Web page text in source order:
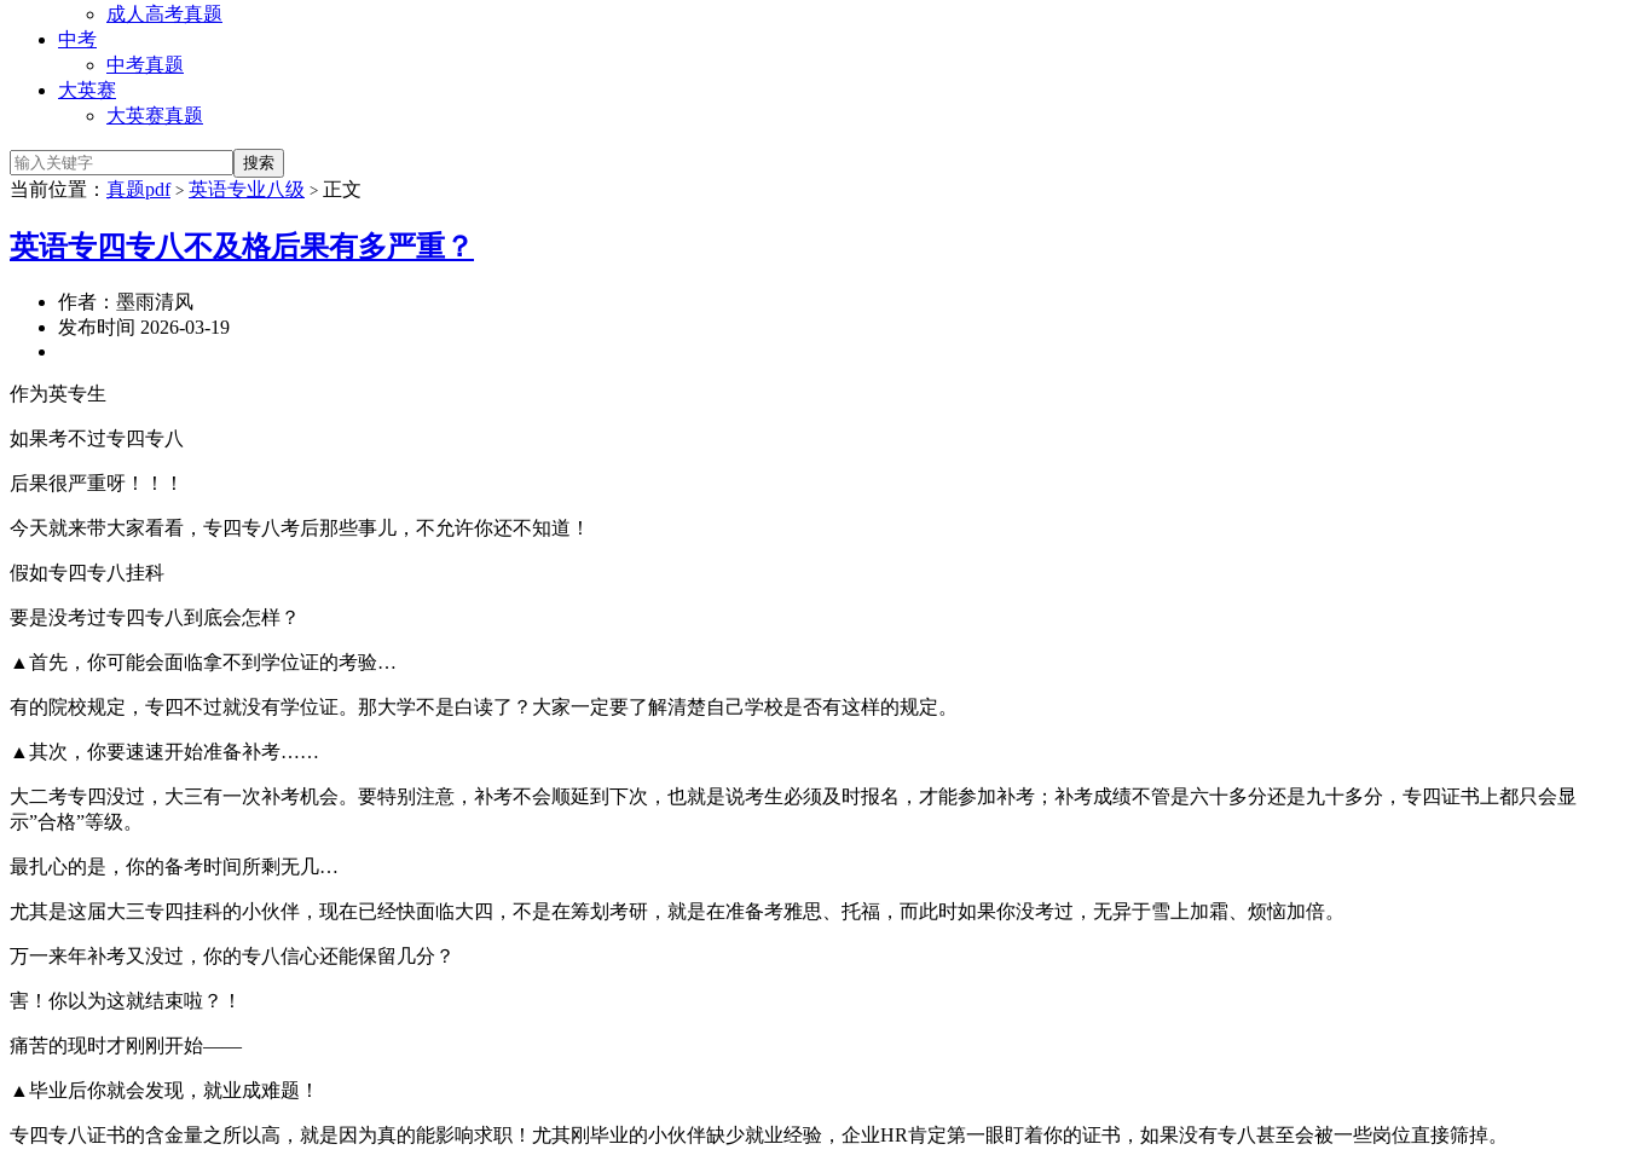
成人高考真题
中考
中考真题
大英赛
大英赛真题
当前位置： 真题pdf > 英语专业八级 > 正文
英语专四专八不及格后果有多严重？
作者：墨雨清风
发布时间 2026-03-19
作为英专生
如果考不过专四专八
后果很严重呀！！！
今天就来带大家看看，专四专八考后那些事儿，不允许你还不知道！
假如专四专八挂科
要是没考过专四专八到底会怎样？
▲首先，你可能会面临拿不到学位证的考验…
有的院校规定，专四不过就没有学位证。那大学不是白读了？大家一定要了解清楚自己学校是否有这样的规定。
▲其次，你要速速开始准备补考……
大二考专四没过，大三有一次补考机会。要特别注意，补考不会顺延到下次，也就是说考生必须及时报名，才能参加补考；补考成绩不管是六十多分还是九十多分，专四证书上都只会显
示”合格”等级。
最扎心的是，你的备考时间所剩无几…
尤其是这届大三专四挂科的小伙伴，现在已经快面临大四，不是在筹划考研，就是在准备考雅思、托福，而此时如果你没考过，无异于雪上加霜、烦恼加倍。
万一来年补考又没过，你的专八信心还能保留几分？
害！你以为这就结束啦？！
痛苦的现时才刚刚开始——
▲毕业后你就会发现，就业成难题！
专四专八证书的含金量之所以高，就是因为真的能影响求职！尤其刚毕业的小伙伴缺少就业经验，企业HR肯定第一眼盯着你的证书，如果没有专八甚至会被一些岗位直接筛掉。